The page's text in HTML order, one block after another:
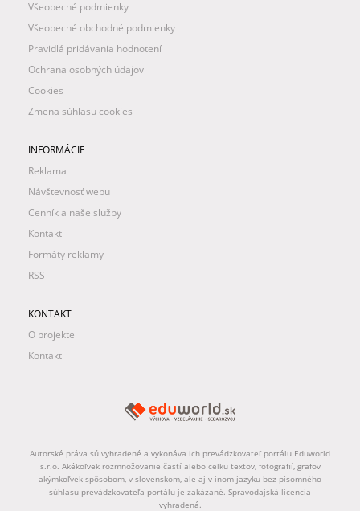
Všeobecné podmienky
Všeobecné obchodné podmienky
Pravidlá pridávania hodnotení
Ochrana osobných údajov
Cookies
Zmena súhlasu cookies
INFORMÁCIE
Reklama
Návštevnosť webu
Cenník a naše služby
Kontakt
Formáty reklamy
RSS
KONTAKT
O projekte
Kontakt
Autorské práva sú vyhradené a vykonáva ich prevádzkovateľ portálu Eduworld
s.r.o. Akékoľvek rozmnožovanie častí alebo celku textov, fotografií, grafov
akýmkoľvek spôsobom, v slovenskom, ale aj v inom jazyku bez písomného
súhlasu prevádzkovateľa portálu je zakázané. Spravodajská licencia
vyhradená.